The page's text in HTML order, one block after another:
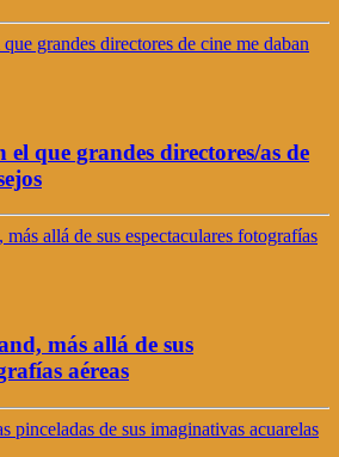
el que grandes directores/as de
más allá de sus
aéreas